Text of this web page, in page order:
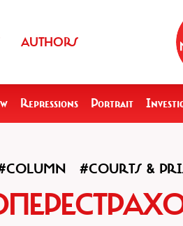
AUTHORS
Repressions Portrait
#COURTS &